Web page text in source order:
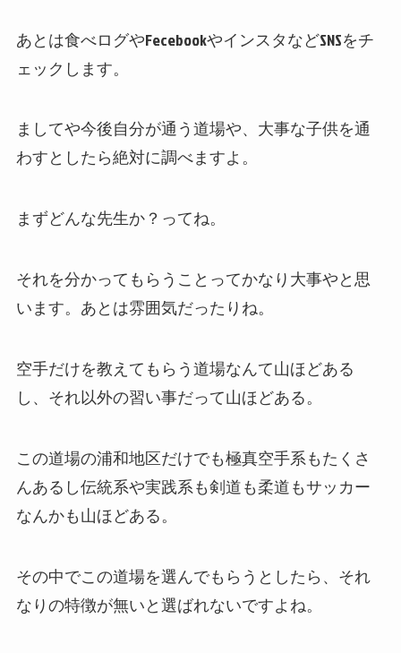
あとは食べログやFecebookやインスタなどSNSをチ
ェックします。
ましてや今後自分が通う道場や、大事な子供を通
わすとしたら絶対に調べますよ。
まずどんな先生か？ってね。
それを分かってもらうことってかなり大事やと思
います。あとは雰囲気だったりね。
空手だけを教えてもらう道場なんて山ほどある
し、それ以外の習い事だって山ほどある。
この道場の浦和地区だけでも極真空手系もたくさ
んあるし伝統系や実践系も剣道も柔道もサッカー
なんかも山ほどある。
その中でこの道場を選んでもらうとしたら、それ
なりの特徴が無いと選ばれないですよね。